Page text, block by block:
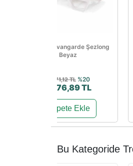
Papatya Avangarde Şezlong
Beyaz
3.471,12 TL %20
2.776,89 TL
Sepete Ekle
Bu Kategoride